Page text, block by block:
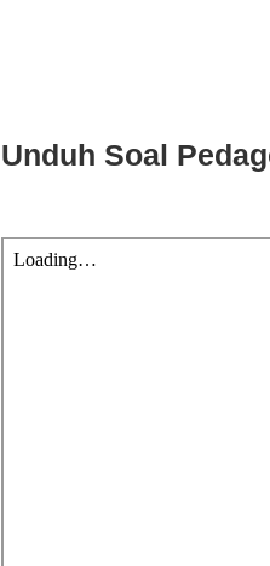
Unduh Soal